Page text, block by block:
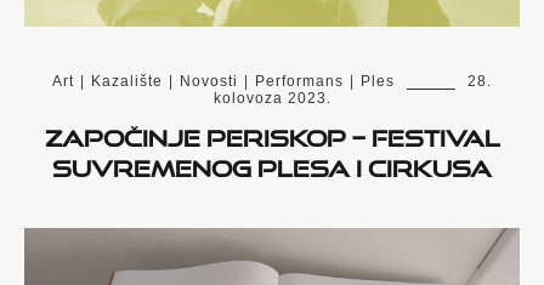
Art | Kazalište | Novosti | Performans | Ples
28.
kolovoza 2023.
Započinje PERISKOP – festival
suvremenog plesa i cirkusa